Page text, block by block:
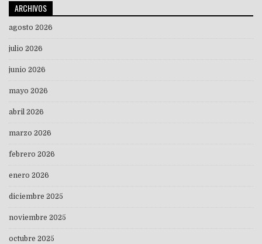
ARCHIVOS
agosto 2026
julio 2026
junio 2026
mayo 2026
abril 2026
marzo 2026
febrero 2026
enero 2026
diciembre 2025
noviembre 2025
octubre 2025